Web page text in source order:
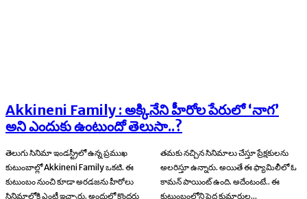
Akkineni Family : అక్కినేని హీరోల పేరులో ‘నాగ’
అని ఎందుకు ఉంటుందో తెలుసా..?
తెలుగు సినిమా ఇండస్ట్రీలో ఉన్న ప్రముఖ
కుటుంబాల్లో Akkineni Family ఒకటి. ఈ
కుటుంబం నుంచి కూడా అరడజను హీరోలు
సినిమాల్లోకి ఎంట్రీ ఇచ్చారు. అందులో కొందరు
తమకు నచ్చిన సినిమాలు చేస్తూ ప్రేక్షకులను
అలరిస్తూ ఉన్నారు. అయితే ఈ ఫ్యామిలీలో ఓ
కామన్ పాయింట్ ఉంది. అదేంటంటే.. ఈ
కుటుంబంలోని పెద్ద కుమారుల...